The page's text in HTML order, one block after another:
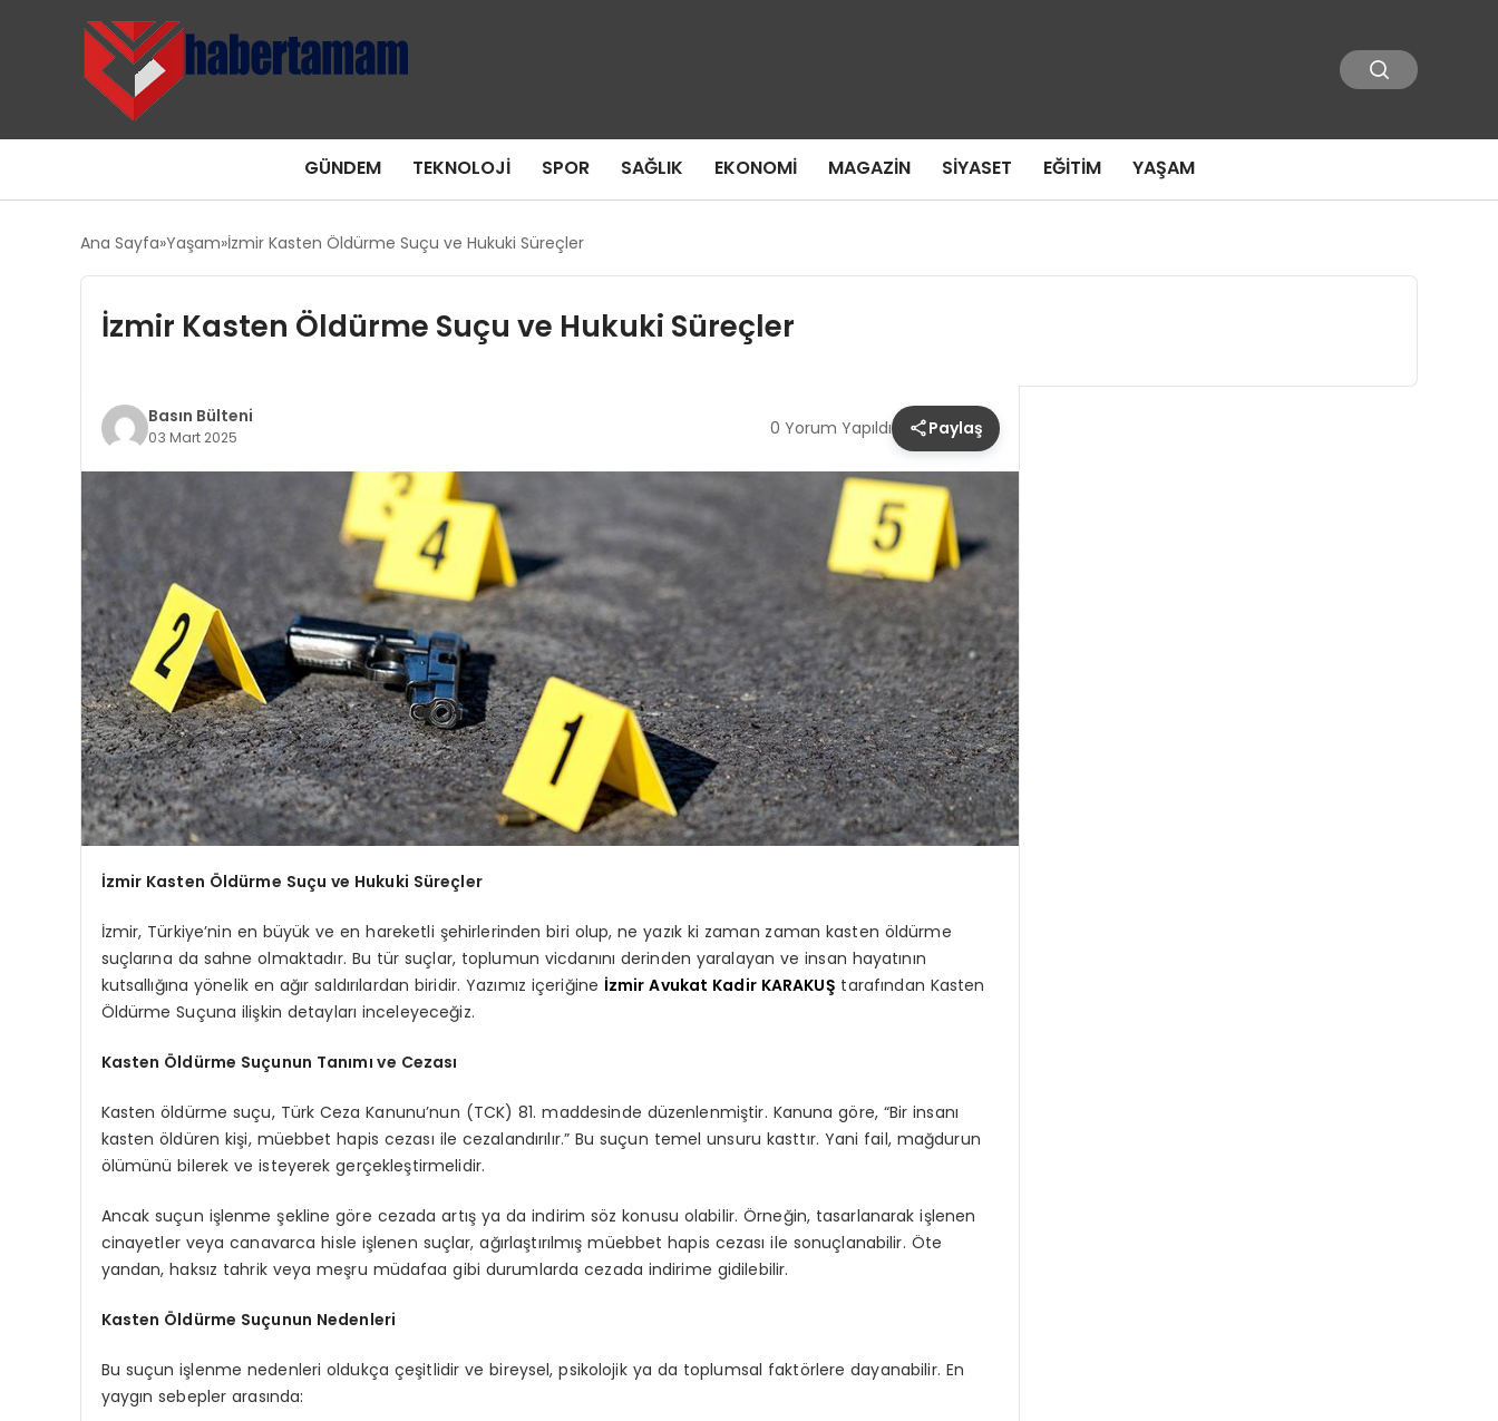
GÜNDEM TEKNOLOJI SPOR SAĞLIK EKONOMI MAGAZIN SIYASET EĞITIM YAŞAM
Ana Sayfa Yaşam İzmir Kasten Öldürme Suçu ve Hukuki Süreçler
İzmir Kasten Öldürme Suçu ve Hukuki Süreçler
Basın Bülteni
03 Mart 2025 0 Yorum Yapıldı Paylaş
İzmir Kasten Öldürme Suçu ve Hukuki Süreçler
İzmir, Türkiye’nin en büyük ve en hareketli şehirlerinden biri olup, ne yazık ki zaman zaman kasten öldürme
suçlarına da sahne olmaktadır. Bu tür suçlar, toplumun vicdanını derinden yaralayan ve insan hayatının
kutsallığına yönelik en ağır saldırılardan biridir. Yazımız içeriğine İzmir Avukat Kadir KARAKUŞ tarafından Kasten
Öldürme Suçuna ilişkin detayları inceleyeceğiz.
Kasten Öldürme Suçunun Tanımı ve Cezası
Kasten öldürme suçu, Türk Ceza Kanunu’nun (TCK) 81. maddesinde düzenlenmiştir. Kanuna göre, “Bir insanı
kasten öldüren kişi, müebbet hapis cezası ile cezalandırılır.” Bu suçun temel unsuru kasttır. Yani fail, mağdurun
ölümünü bilerek ve isteyerek gerçekleştirmelidir.
Ancak suçun işlenme şekline göre cezada artış ya da indirim söz konusu olabilir. Örneğin, tasarlanarak işlenen
cinayetler veya canavarca hisle işlenen suçlar, ağırlaştırılmış müebbet hapis cezası ile sonuçlanabilir. Öte
yandan, haksız tahrik veya meşru müdafaa gibi durumlarda cezada indirime gidilebilir.
Kasten Öldürme Suçunun Nedenleri
Bu suçun işlenme nedenleri oldukça çeşitlidir ve bireysel, psikolojik ya da toplumsal faktörlere dayanabilir. En
yaygın sebepler arasında: